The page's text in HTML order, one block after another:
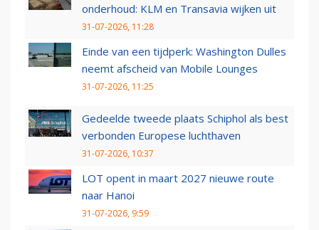
onderhoud: KLM en Transavia wijken uit
31-07-2026, 11:28
Einde van een tijdperk: Washington Dulles
neemt afscheid van Mobile Lounges
31-07-2026, 11:25
Gedeelde tweede plaats Schiphol als best
verbonden Europese luchthaven
31-07-2026, 10:37
LOT opent in maart 2027 nieuwe route
naar Hanoi
31-07-2026, 9:59